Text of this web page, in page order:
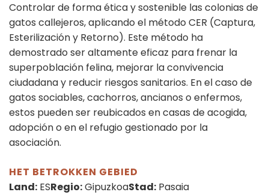
Controlar de forma ética y sostenible las colonias de
gatos callejeros, aplicando el método CER (Captura,
Esterilización y Retorno). Este método ha
demostrado ser altamente eficaz para frenar la
superpoblación felina, mejorar la convivencia
ciudadana y reducir riesgos sanitarios. En el caso de
gatos sociables, cachorros, ancianos o enfermos,
estos pueden ser reubicados en casas de acogida,
adopción o en el refugio gestionado por la
asociación.
HET BETROKKEN GEBIED
Land: ESRegio:GipuzkoaStad: Pasaia